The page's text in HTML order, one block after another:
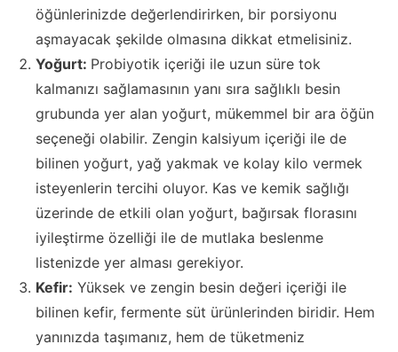
öğünlerinizde değerlendirirken, bir porsiyonu
aşmayacak şekilde olmasına dikkat etmelisiniz.
Yoğurt: Probiyotik içeriği ile uzun süre tok
kalmanızı sağlamasının yanı sıra sağlıklı besin
grubunda yer alan yoğurt, mükemmel bir ara öğün
seçeneği olabilir. Zengin kalsiyum içeriği ile de
bilinen yoğurt, yağ yakmak ve kolay kilo vermek
isteyenlerin tercihi oluyor. Kas ve kemik sağlığı
üzerinde de etkili olan yoğurt, bağırsak florasını
iyileştirme özelliği ile de mutlaka beslenme
listenizde yer alması gerekiyor.
Kefir: Yüksek ve zengin besin değeri içeriği ile
bilinen kefir, fermente süt ürünlerinden biridir. Hem
yanınızda taşımanız, hem de tüketmeniz